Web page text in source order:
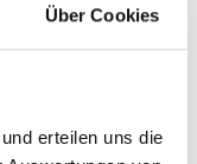
Über Cookies
erteilen uns die
Online-Shop